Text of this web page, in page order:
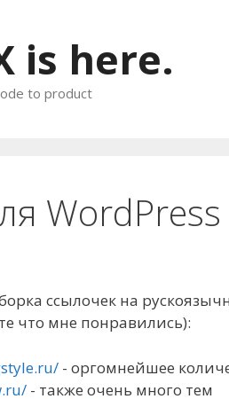
is here.
to product
WordPress
ссылочек на
что мне понравились):
- оргомнейшее
- также очень много тем